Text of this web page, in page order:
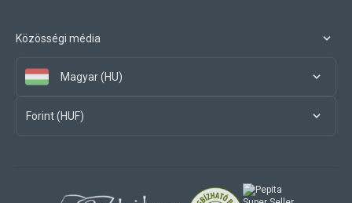
Közösségi média
Magyar (HU)
Forint (HUF)